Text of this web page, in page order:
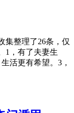
集整理了26条，仅
1，有了夫妻生
活更有希望。3，